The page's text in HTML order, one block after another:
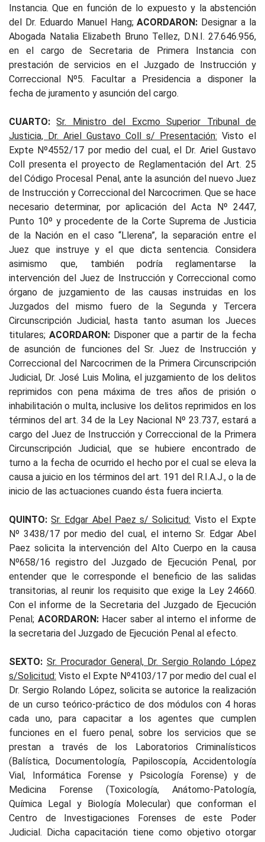
Instancia. Que en función de lo expuesto y la abstención
del Dr. Eduardo Manuel Hang;ACORDARON: Designar a la
Abogada Natalia Elizabeth Bruno Tellez, D.N.I. 27.646.956,
en el cargo de Secretaria de Primera Instancia con
prestación de servicios en el Juzgado de Instrucción y
Correccional Nº5. Facultar a Presidencia a disponer la
fecha de juramento y asunción del cargo.
CUARTO: Sr. Ministro del Excmo Superior Tribunal de
Justicia, Dr. Ariel Gustavo Coll s/ Presentación: Visto el
Expte Nº4552/17 por medio del cual, el Dr. Ariel Gustavo
Coll presenta el proyecto de Reglamentación del Art. 25
del Código Procesal Penal, ante la asunción del nuevo Juez
de Instrucción y Correccional del Narcocrimen. Que se hace
necesario determinar, por aplicación del Acta Nº 2447,
Punto 10º y procedente de la Corte Suprema de Justicia
de la Nación en el caso “Llerena”, la separación entre el
Juez que instruye y el que dicta sentencia. Considera
asimismo que, también podría reglamentarse la
intervención del Juez de Instrucción y Correccional como
órgano de juzgamiento de las causas instruidas en los
Juzgados del mismo fuero de la Segunda y Tercera
Circunscripción Judicial, hasta tanto asuman los Jueces
titulares;ACORDARON: Disponer que a partir de la fecha
de asunción de funciones del Sr. Juez de Instrucción y
Correccional del Narcocrimen de la Primera Circunscripción
Judicial, Dr. José Luis Molina, el juzgamiento de los delitos
reprimidos con pena máxima de tres años de prisión o
inhabilitación o multa, inclusive los delitos reprimidos en los
términos del art. 34 de la Ley Nacional Nº 23.737, estará a
cargo del Juez de Instrucción y Correccional de la Primera
Circunscripción Judicial, que se hubiere encontrado de
turno a la fecha de ocurrido el hecho por el cual se eleva la
causa a juicio en los términos del art. 191 del R.I.A.J., o la de
inicio de las actuaciones cuando ésta fuera incierta.
QUINTO: Sr. Edgar Abel Paez s/ Solicitud: Visto el Expte
Nº 3438/17 por medio del cual, el interno Sr. Edgar Abel
Paez solicita la intervención del Alto Cuerpo en la causa
Nº658/16 registro del Juzgado de Ejecución Penal, por
entender que le corresponde el beneficio de las salidas
transitorias, al reunir los requisito que exige la Ley 24660.
Con el informe de la Secretaria del Juzgado de Ejecución
Penal; ACORDARON:Hacer saber al interno el informe de
la secretaria del Juzgado de Ejecución Penal al efecto.
SEXTO: Sr. Procurador General, Dr. Sergio Rolando López
s/Solicitud: Visto el Expte Nº4103/17 por medio del cual el
Dr. Sergio Rolando López, solicita se autorice la realización
de un curso teórico-práctico de dos módulos con 4 horas
cada uno, para capacitar a los agentes que cumplen
funciones en el fuero penal, sobre los servicios que se
prestan a través de los Laboratorios Criminalísticos
(Balística, Documentología, Papiloscopía, Accidentología
Vial, Informática Forense y Psicología Forense) y de
Medicina Forense (Toxicología, Anátomo-Patología,
Química Legal y Biología Molecular) que conforman el
Centro de Investigaciones Forenses de este Poder
Judicial. Dicha capacitación tiene como objetivo otorgar